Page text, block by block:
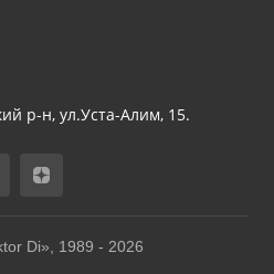
р-н, ул.Уста-Алим, 15.
Di», 1989 - 2026